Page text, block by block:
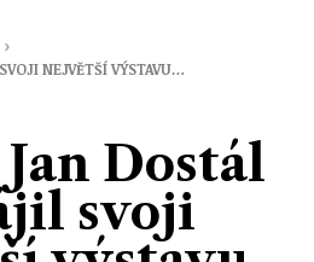
›
NEJVĚTŠÍ VÝSTAVU…
Dostál
svoji